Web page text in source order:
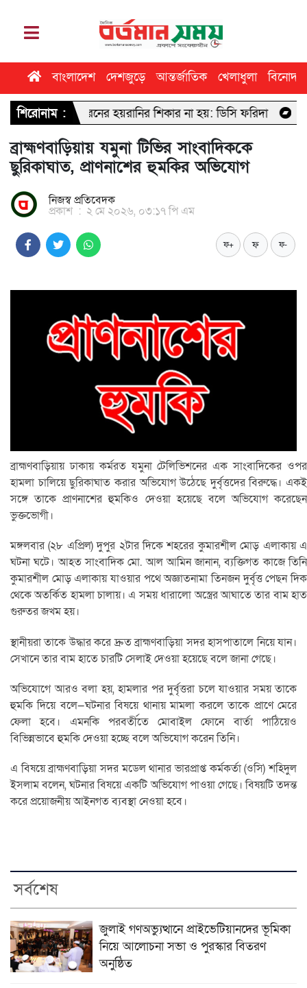
বাংলাদেশ দেশজুড়ে আন্তর্জাতিক খেলাধুলা বিনোদন
শিরোনাম :
হয়রানির শিকার না হয়: ডিসি ফরিদা ঢাবি সাংবাদিকতা
ব্রাহ্মণবাড়িয়ায় যমুনা টিভির সাংবাদিককে
ছুরিকাঘাত, প্রাণনাশের হুমকির অভিযোগ
নিজস্ব প্রতিবেদক
প্রকাশ : ২ মে ২০২৬, ০৩:১৭ পি এম
ফ+ ফ ফ-
ব্রাহ্মণবাড়িয়ায় ঢাকায় কর্মরত যমুনা টেলিভিশনের এক সাংবাদিকের ওপর
হামলা চালিয়ে ছুরিকাঘাত করার অভিযোগ উঠেছে দুর্বৃত্তদের বিরুদ্ধে। একই
সঙ্গে তাকে প্রাণনাশের হুমকিও দেওয়া হয়েছে বলে অভিযোগ করেছেন
ভুক্তভোগী।
মঙ্গলবার (২৮ এপ্রিল) দুপুর ২টার দিকে শহরের কুমারশীল মোড় এলাকায় এ
ঘটনা ঘটে। আহত সাংবাদিক মো. আল আমিন জানান, ব্যক্তিগত কাজে তিনি
কুমারশীল মোড় এলাকায় যাওয়ার পথে অজ্ঞাতনামা তিনজন দুর্বৃত্ত পেছন দিক
থেকে অতর্কিত হামলা চালায়। এ সময় ধারালো অস্ত্রের আঘাতে তার বাম হাত
গুরুতর জখম হয়।
স্থানীয়রা তাকে উদ্ধার করে দ্রুত ব্রাহ্মণবাড়িয়া সদর হাসপাতালে নিয়ে যান।
সেখানে তার বাম হাতে চারটি সেলাই দেওয়া হয়েছে বলে জানা গেছে।
অভিযোগে আরও বলা হয়, হামলার পর দুর্বৃত্তরা চলে যাওয়ার সময় তাকে
হুমকি দিয়ে বলে—ঘটনার বিষয়ে থানায় মামলা করলে তাকে প্রাণে মেরে
ফেলা হবে। এমনকি পরবর্তীতে মোবাইল ফোনে বার্তা পাঠিয়েও
বিভিন্নভাবে হুমকি দেওয়া হচ্ছে বলে অভিযোগ করেন তিনি।
এ বিষয়ে ব্রাহ্মণবাড়িয়া সদর মডেল থানার ভারপ্রাপ্ত কর্মকর্তা (ওসি) শহিদুল
ইসলাম বলেন, ঘটনার বিষয়ে একটি অভিযোগ পাওয়া গেছে। বিষয়টি তদন্ত
করে প্রয়োজনীয় আইনগত ব্যবস্থা নেওয়া হবে।
সর্বশেষ
জুলাই গণঅভ্যুত্থানে প্রাইভেটিয়ানদের ভূমিকা
নিয়ে আলোচনা সভা ও পুরস্কার বিতরণ
অনুষ্ঠিত